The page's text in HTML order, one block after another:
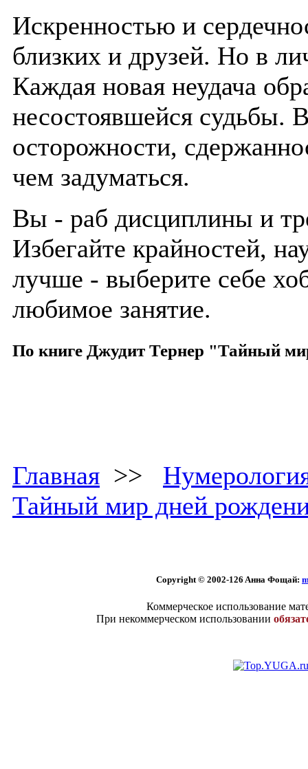
Искренностью и
близких и друзей. Но в
Каждая новая неудача
несостоявшейся судьбы.
осторожности,
чем задуматься.
Вы - раб дисциплины и
Избегайте крайностей,
лучше - выберите себе
любимое занятие.
По книге Джудит Тернер "Тайный
Главная >>
Тайный мир дней
Copyright © 2002-126 Aннa Фoщaй:
Коммерческое использование
При некоммерческом использовании